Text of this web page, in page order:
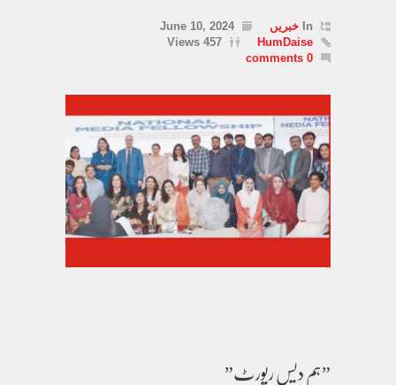
In خبریں
June 10, 2024
HumDaise
457 Views
0 comments
”ہم دیس رپورٹ”